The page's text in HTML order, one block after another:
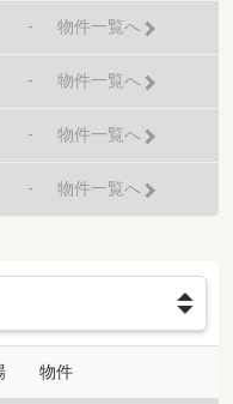
- 物件一覧へ
- 物件一覧へ
- 物件一覧へ
- 物件一覧へ
物件